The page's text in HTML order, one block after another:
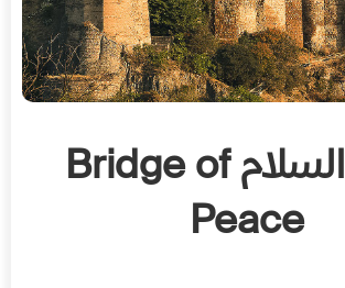
جسر السلام Bridge of
Peace